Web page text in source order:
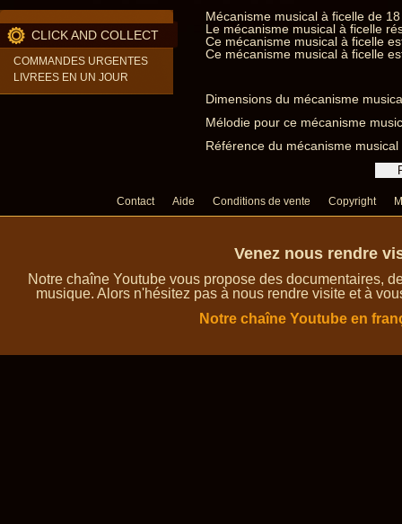
CLICK AND COLLECT
COMMANDES URGENTES
LIVREES EN UN JOUR
Mécanisme musical à ficelle de
Le mécanisme musical à ficelle
Ce mécanisme musical à ficelle
Ce mécanisme musical à ficelle
Dimensions du mécanisme
Mélodie pour ce mécanisme
Référence du mécanisme
Contact Aide Conditions de vente Copyright
Venez nous rendre
Notre chaîne Youtube vous propose des documentaires,
musique. Alors n'hésitez pas à nous rendre visite et à
Notre chaîne Youtube en